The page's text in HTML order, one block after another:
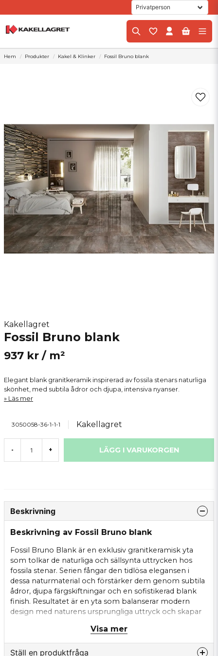
Hem Produkter Kakel & Klinker Fossil Bruno blank
Kakellagret
Fossil Bruno blank
937 kr / m²
Elegant blank granitkeramik inspirerad av fossila stenars naturliga
skönhet, med subtila ådror och djupa, intensiva nyanser.
Läs mer
3050058-36-1-1-1 Kakellagret
- + LÄGG I VARUKORGEN
Beskrivning
Beskrivning av Fossil Bruno blank
Fossil Bruno Blank är en exklusiv granitkeramisk yta
som tolkar de naturliga och sällsynta uttrycken hos
fossila stenar. Serien fångar den tidlösa elegansen i
dessa naturmaterial och förstärker dem genom subtila
ådror, djupa färgskiftningar och en sofistikerad blank
finish. Resultatet är en yta som balanserar modern
design med naturens ursprungliga uttryck och skapar
Plattan ger ett brett inredningsspråk för både väggar
och golv och lyfter rum med sina intensiva toner och
eleganta nyanser. Fossil Bruno Blank passar perfekt i
Visa mer
Ställ en produktfråga